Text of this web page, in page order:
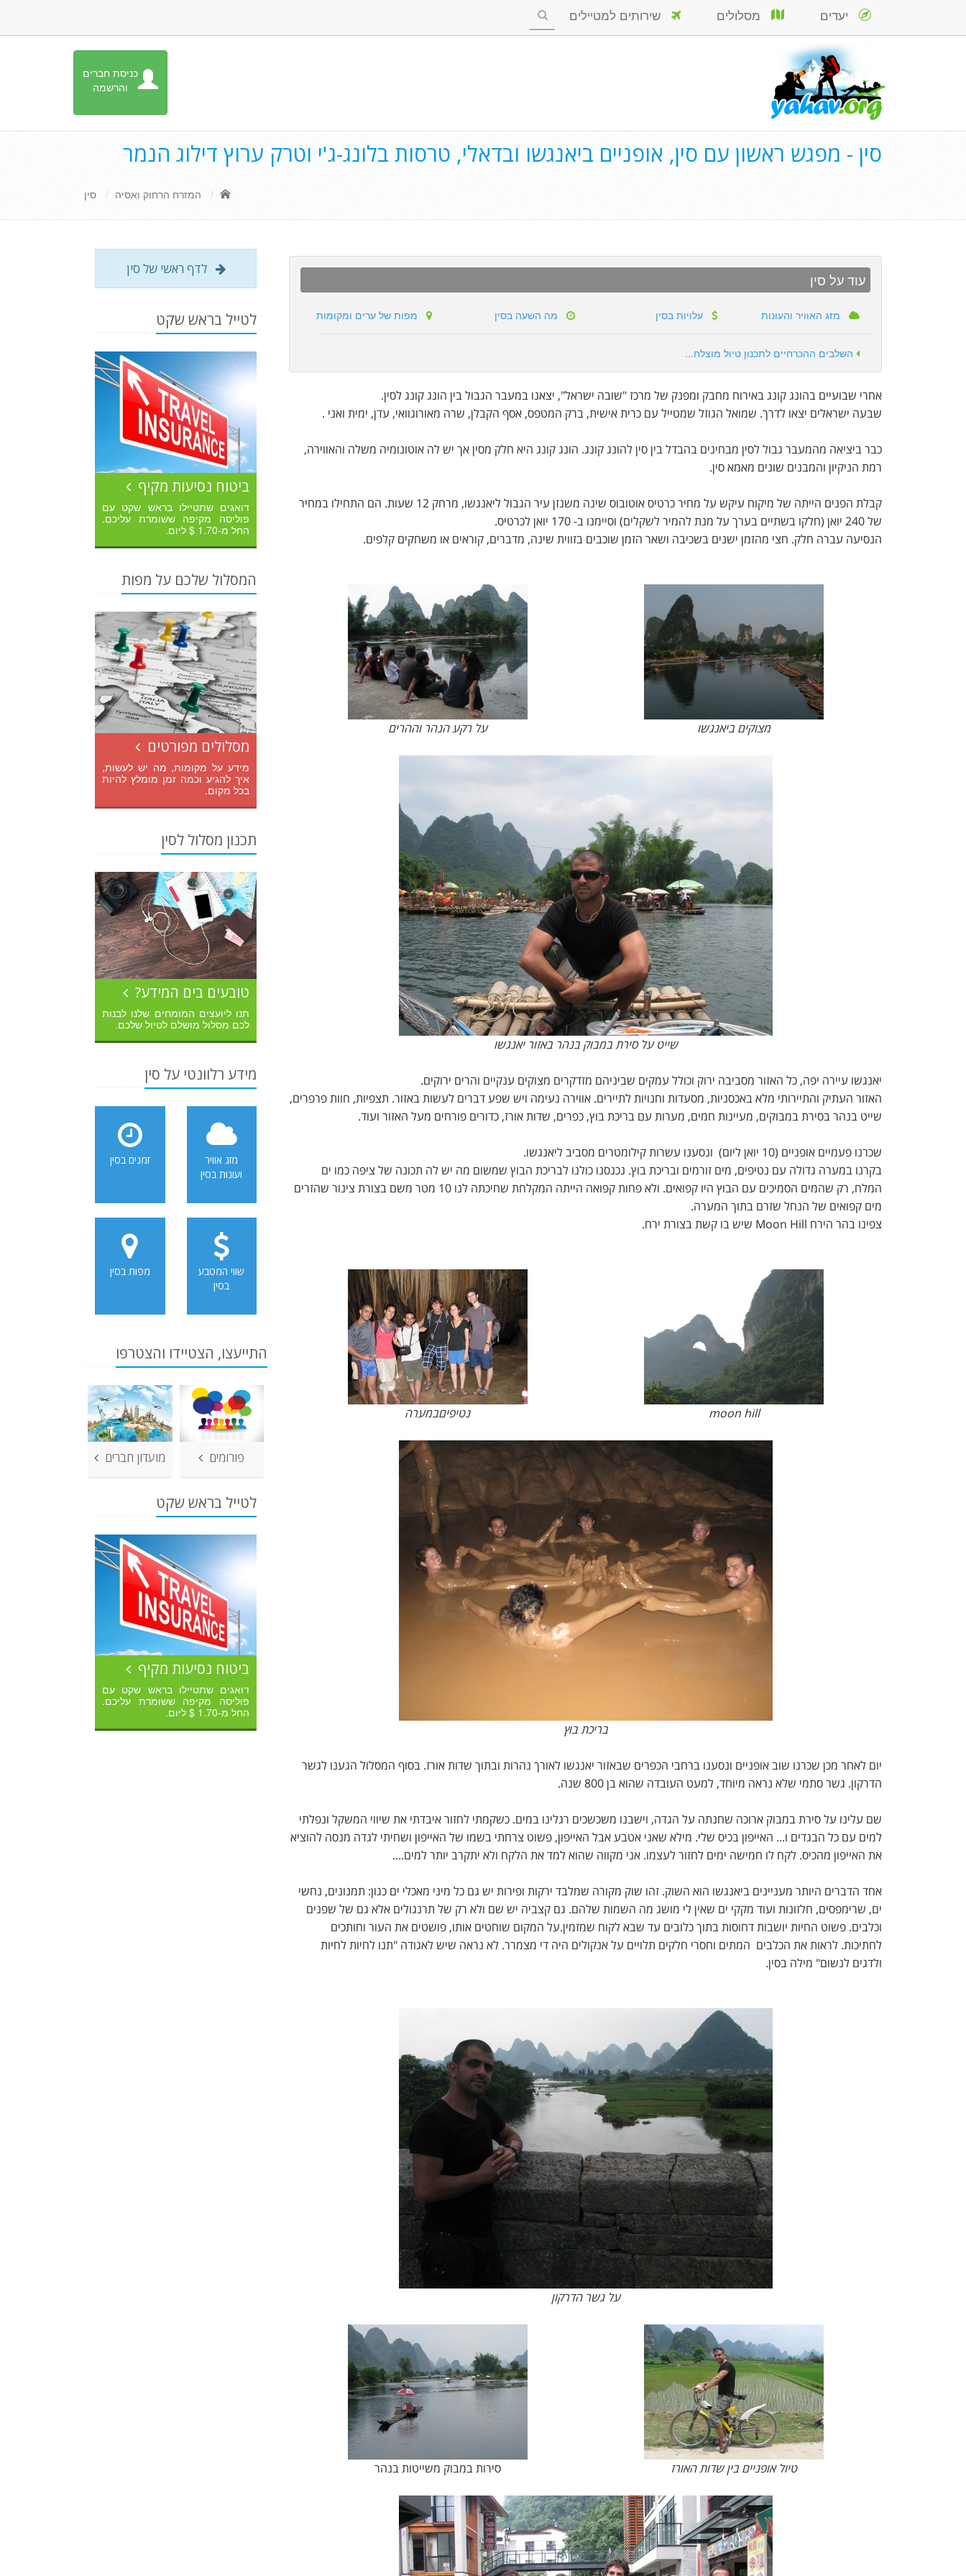
כניסת חברים
והרשמה
יעדים מסלולים שירותים למטיילים
סין - מפגש ראשון עם סין, אופניים ביאנגשו ובדאלי, טרסות בלונג-ג'י וטרק ערוץ דילוג הנמר
המזרח הרחוק ואסיה סין
עוד על סין
מזג האוויר והעונות עלויות בסין מה השעה בסין מפות של ערים ומקומות
השלבים ההכרחיים לתכנון טיול מוצלח...
אחרי שבועיים בהונג קונג באירוח מחבק ומפנק של מרכז "שובה ישראל", יצאנו במעבר הגבול בין הונג קונג לסין.
שבעה ישראלים יצאו לדרך. שמואל הגוזל שמטייל עם כרית אישית, ברק המטפס, אסף הקבלן, שרה מאורוגוואי, עדן, ימית ואני .
כבר ביציאה מהמעבר גבול לסין מבחינים בהבדל בין סין להונג קונג. הונג קונג היא חלק מסין אך יש לה אוטונומיה משלה והאווירה,
רמת הניקיון והמבנים שונים מאמא סין.
קבלת הפנים הייתה של מיקוח עיקש על מחיר כרטיס אוטובוס שינה משנזן עיר הגבול ליאנגשו, מרחק 12 שעות. הם התחילו במחיר
של 240 יואן (חלקו בשתיים בערך על מנת להמיר לשקלים) וסיימנו ב- 170 יואן לכרטיס.
הנסיעה עברה חלק. חצי מהזמן ישנים בשכיבה ושאר הזמן שוכבים בזווית שינה, מדברים, קוראים או משחקים קלפים.
מצוקים ביאנגשו על רקע הנהר וההרים
שייט על סירת במבוק בנהר באזור יאנגשו
יאנגשו עיירה יפה, כל האזור מסביבה ירוק וכולל עמקים שביניהם מזדקרים מצוקים ענקיים והרים ירוקים.
האזור העתיק והתיירותי מלא באכסניות, מסעדות וחנויות לתיירים. אווירה נעימה ויש שפע דברים לעשות באזור. תצפיות, חוות פרפרים,
שייט בנהר בסירת במבוקים, מעיינות חמים, מערות עם בריכת בוץ, כפרים, שדות אורז, כדורים פורחים מעל האזור ועוד.
שכרנו פעמיים אופניים (10 יואן ליום) ונסענו עשרות קילומטרים מסביב ליאנגשו.
בקרנו במערה גדולה עם נטיפים, מים זורמים ובריכת בוץ. נכנסנו כולנו לבריכת הבוץ שמשום מה יש לה תכונה של ציפה כמו ים
המלח, רק שהמים הסמיכים עם הבוץ היו קפואים. ולא פחות קפואה הייתה המקלחת שחיכתה לנו 10 מטר משם בצורת צינור שהזרים
מים קפואים של הנחל שזרם בתוך המערה.
צפינו בהר הירח Moon Hill שיש בו קשת בצורת ירח.
moon hill נטיפיםבמערה
בריכת בוץ
יום לאחר מכן שכרנו שוב אופניים ונסענו ברחבי הכפרים שבאזור יאנגשו לאורך נהרות ובתוך שדות אורז. בסוף המסלול הגענו לגשר
הדרקון. גשר סתמי שלא נראה מיוחד, למעט העובדה שהוא בן 800 שנה.
שם עלינו על סירת במבוק ארוכה שחנתה על הגדה, וישבנו משכשכים רגלינו במים. כשקמתי לחזור איבדתי את שיווי המשקל ונפלתי
למים עם כל הבגדים ו... האייפון בכיס שלי. מילא שאני אטבע אבל האייפון, פשוט צרחתי בשמו של האייפון ושחיתי לגדה מנסה להוציא
את האייפון מהכיס. לקח לו חמישה ימים לחזור לעצמו. אני מקווה שהוא למד את הלקח ולא יתקרב יותר למים....
אחד הדברים היותר מעניינים ביאנגשו הוא השוק. זהו שוק מקורה שמלבד ירקות ופירות יש גם כל מיני מאכלי ים כגון: תמנונים, נחשי
ים, שרימפסים, חלזונות ועוד מקקי ים שאין לי מושג מה השמות שלהם. גם קצביה יש שם ולא רק של תרנגולים אלא גם של שפנים
וכלבים. פשוט החיות יושבות דחוסות בתוך כלובים עד שבא לקוח שמזמין.על המקום שוחטים אותו, פושטים את העור וחותכים
לחתיכות. לראות את הכלבים המתים וחסרי חלקים תלויים על אנקולים היה די מצמרר. לא נראה שיש לאגודה "תנו לחיות לחיות
ולדגים לנשום" מילה בסין.
על גשר הדרקון
טיול אופניים בין שדות האורז סירות במבוק משייטות בנהר
לדף ראשי של סין
לטייל בראש שקט
ביטוח נסיעות מקיף
דואגים שתטיילו בראש שקט עם
פוליסה מקיפה ששומרת עליכם.
החל מ-1.70 $ ליום.
המסלול שלכם על מפות
מסלולים מפורטים
מידע על מקומות, מה יש לעשות,
איך להגיע וכמה זמן מומלץ להיות
בכל מקום.
תכנון מסלול לסין
טובעים בים המידע?
תנו ליועצים המומחים שלנו לבנות
לכם מסלול מושלם לטיול שלכם.
מידע רלוונטי על סין
מזג אוויר
ועונות בסין
זמנים בסין
שווי המטבע
בסין
מפות בסין
התייעצו, הצטיידו והצטרפו
פורומים מועדון חברים
לטייל בראש שקט
ביטוח נסיעות מקיף
דואגים שתטיילו בראש שקט עם
פוליסה מקיפה ששומרת עליכם.
החל מ-1.70 $ ליום.